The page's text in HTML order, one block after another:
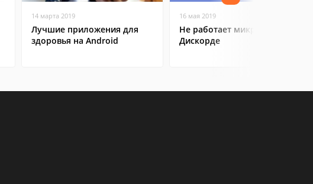
14 марта 2019
Лучшие приложения для
здоровья на Android
16 мая 2019
Не работает микрофон в
Дискорде